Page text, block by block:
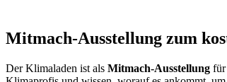
Mitmach-Ausstellung zum
Der Klimaladen ist als Mitmach-Ausstellung für